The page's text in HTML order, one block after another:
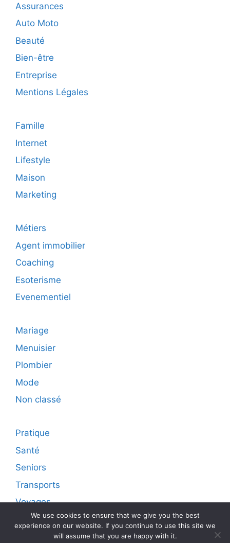
Assurances
Auto Moto
Beauté
Bien-être
Entreprise
Mentions Légales
Famille
Internet
Lifestyle
Maison
Marketing
Métiers
Agent immobilier
Coaching
Esoterisme
Evenementiel
Mariage
Menuisier
Plombier
Mode
Non classé
Pratique
Santé
Seniors
Transports
Voyages
© 2026 Diffusion live sur internet d'articles
We use cookies to ensure that we give you the best
experience on our website. If you continue to use this site we
will assume that you are happy with it.